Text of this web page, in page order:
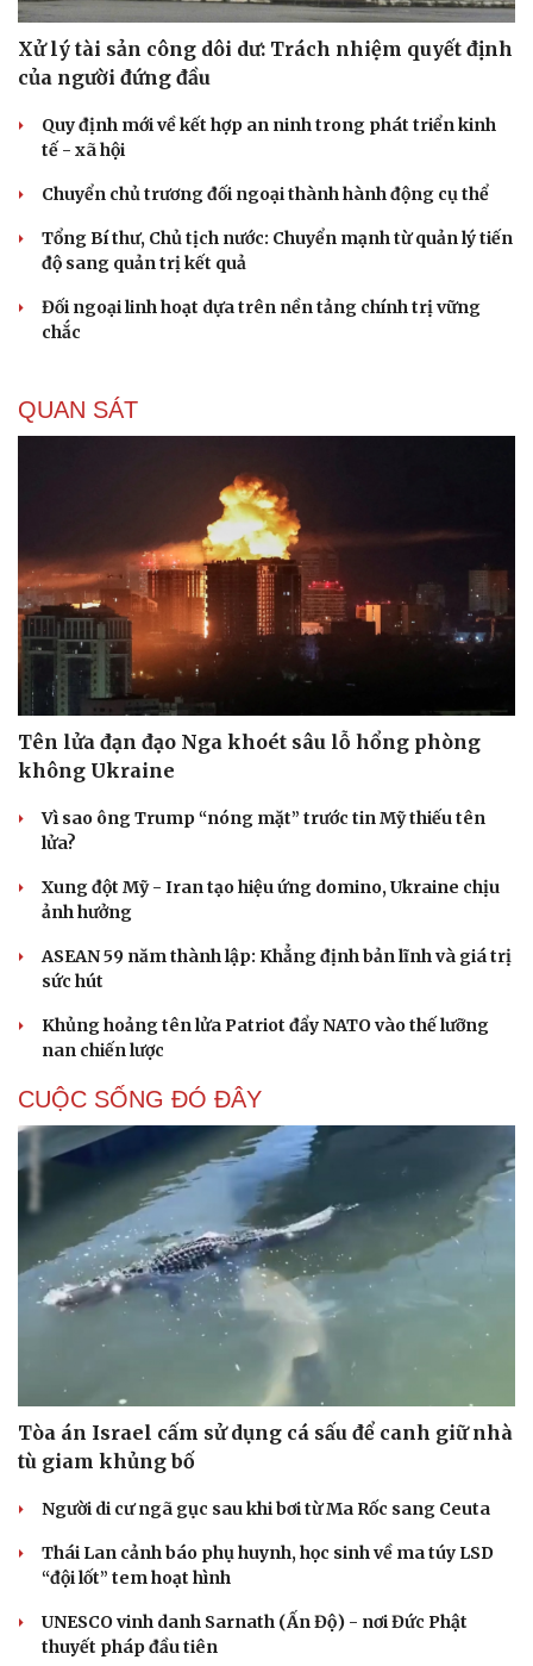
Cải chính
Xử lý tài sản công dôi dư: Trách nhiệm quyết định
của người đứng đầu
Quy định mới về kết hợp an ninh trong phát triển kinh
tế - xã hội
Chuyển chủ trương đối ngoại thành hành động cụ thể
Tổng Bí thư, Chủ tịch nước: Chuyển mạnh từ quản lý tiến
độ sang quản trị kết quả
Đối ngoại linh hoạt dựa trên nền tảng chính trị vững
chắc
QUAN SÁT
Tên lửa đạn đạo Nga khoét sâu lỗ hổng phòng
không Ukraine
Vì sao ông Trump “nóng mặt” trước tin Mỹ thiếu tên
lửa?
Xung đột Mỹ - Iran tạo hiệu ứng domino, Ukraine chịu
ảnh hưởng
ASEAN 59 năm thành lập: Khẳng định bản lĩnh và giá trị
sức hút
Khủng hoảng tên lửa Patriot đẩy NATO vào thế lưỡng
nan chiến lược
CUỘC SỐNG ĐÓ ĐÂY
Tòa án Israel cấm sử dụng cá sấu để canh giữ nhà
tù giam khủng bố
Người di cư ngã gục sau khi bơi từ Ma Rốc sang Ceuta
Thái Lan cảnh báo phụ huynh, học sinh về ma túy LSD
“đội lốt” tem hoạt hình
UNESCO vinh danh Sarnath (Ấn Độ) - nơi Đức Phật
thuyết pháp đầu tiên